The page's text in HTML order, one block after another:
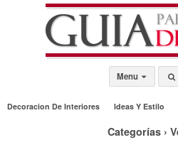
Menu
Decoracion De Interiores Ideas Y Estilo
Categorías ›